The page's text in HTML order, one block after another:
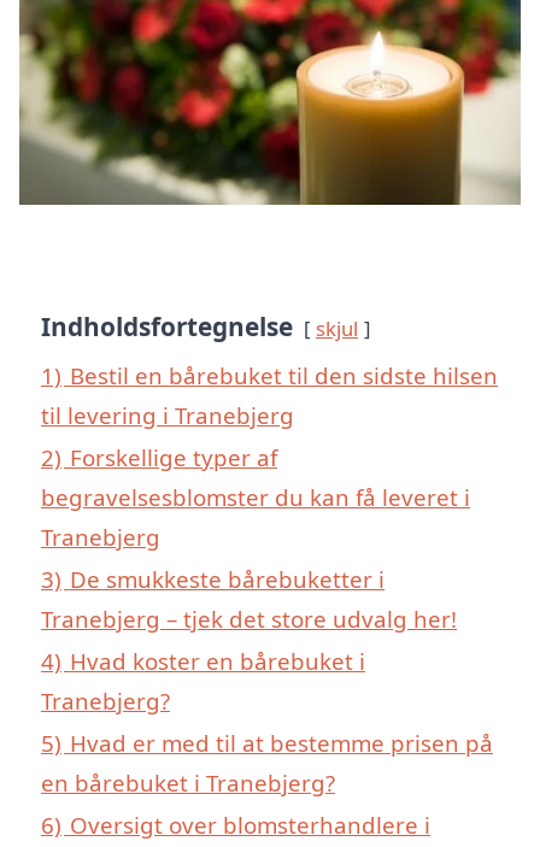
Indholdsfortegnelse skjul
1) Bestil en bårebuket til den sidste hilsen
til levering i Tranebjerg
2) Forskellige typer af
begravelsesblomster du kan få leveret i
Tranebjerg
3) De smukkeste bårebuketter i
Tranebjerg – tjek det store udvalg her!
4) Hvad koster en bårebuket i
Tranebjerg?
5) Hvad er med til at bestemme prisen på
en bårebuket i Tranebjerg?
6) Oversigt over blomsterhandlere i